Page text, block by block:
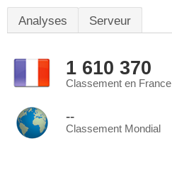
Analyses Serveur
1 610 370
Classement en France
--
Classement Mondial